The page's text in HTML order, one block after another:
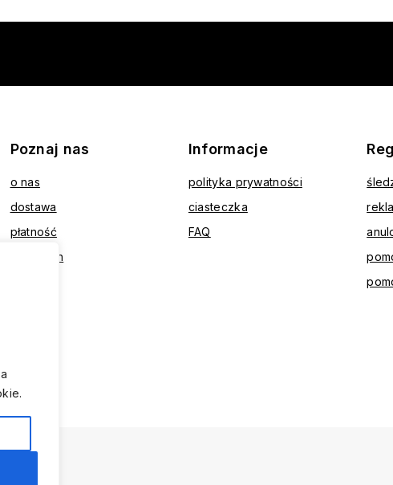
Poznaj nas
o nas
dostawa
płatność
regulamin
Informacje
polityka prywatności
ciasteczka
FAQ